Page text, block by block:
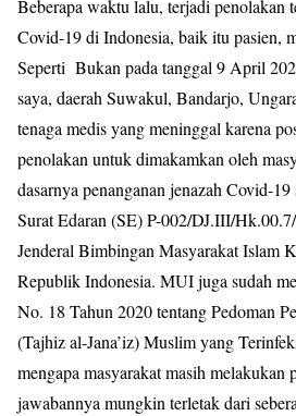
Beberapa waktu lalu, terjadi penolakan
Covid-19 di Indonesia, baik itu pasien,
Seperti Bukan pada tanggal 9 April
saya, daerah Suwakul, Bandarjo,
tenaga medis yang meninggal karena
penolakan untuk dimakamkan oleh
dasarnya penanganan jenazah Covid-
Surat Edaran (SE) P-002/DJ.III/
Jenderal Bimbingan Masyarakat Islam
Republik Indonesia. MUI juga sudah
No. 18 Tahun 2020 tentang Pedoman
(Tajhiz al-Jana’iz) Muslim yang
mengapa masyarakat masih melakukan
jawabannya mungkin terletak dari